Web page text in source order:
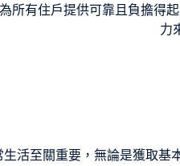
為所有住戶提供可靠且負擔得
力
活至關重要，無論是獲取基